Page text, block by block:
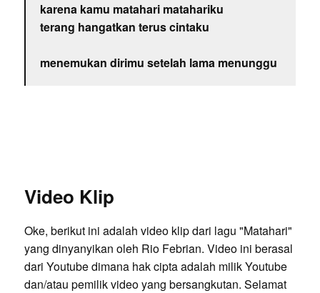
karena kamu matahari matahariku
terang hangatkan terus cintaku
menemukan dirimu setelah lama menunggu
Video Klip
Oke, berikut ini adalah video klip dari lagu "Matahari"
yang dinyanyikan oleh Rio Febrian. Video ini berasal
dari Youtube dimana hak cipta adalah milik Youtube
dan/atau pemilik video yang bersangkutan. Selamat